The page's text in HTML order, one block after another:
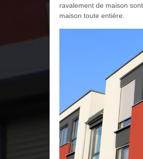
ravalement de maison
maison toute entière.